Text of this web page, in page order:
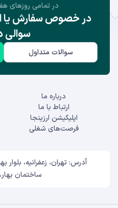
در تمامی روز‌های
در خصوص سفارش یا
سوالی
سوالات متداول
درباره ما
ارتباط با ما
اپلیکیشن ارزینجا
فرصت‌های شغلی
ساختمان